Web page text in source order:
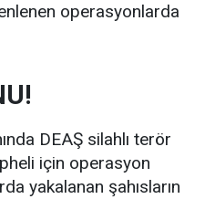
operasyonlarda
DEAŞ silahlı terör
için operasyon
yakalanan şahısların